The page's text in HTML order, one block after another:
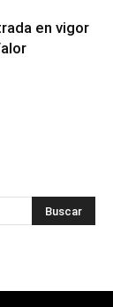
en vigor